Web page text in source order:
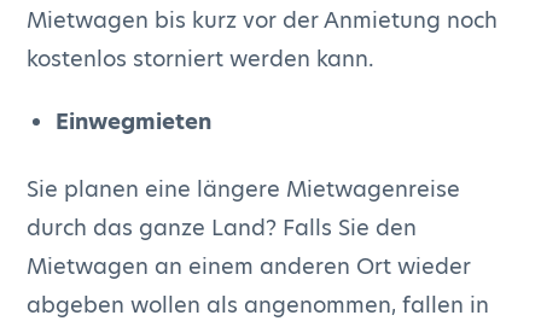
Mietwagen bis kurz vor der Anmietung noch
kostenlos storniert werden kann.
Einwegmieten
Sie planen eine längere Mietwagenreise
durch das ganze Land? Falls Sie den
Mietwagen an einem anderen Ort wieder
abgeben wollen als angenommen, fallen in